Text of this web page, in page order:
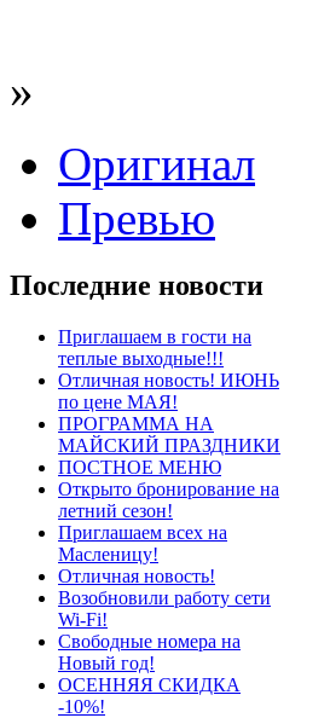
»
Оригинал
Превью
Последние новости
Приглашаем в гости на
теплые выходные!!!
Отличная новость! ИЮНЬ
по цене МАЯ!
ПРОГРАММА НА
МАЙСКИЙ ПРАЗДНИКИ
ПОСТНОЕ МЕНЮ
Открыто бронирование на
летний сезон!
Приглашаем всех на
Масленицу!
Отличная новость!
Возобновили работу сети
Wi-Fi!
Свободные номера на
Новый год!
ОСЕННЯЯ СКИДКА
-10%!